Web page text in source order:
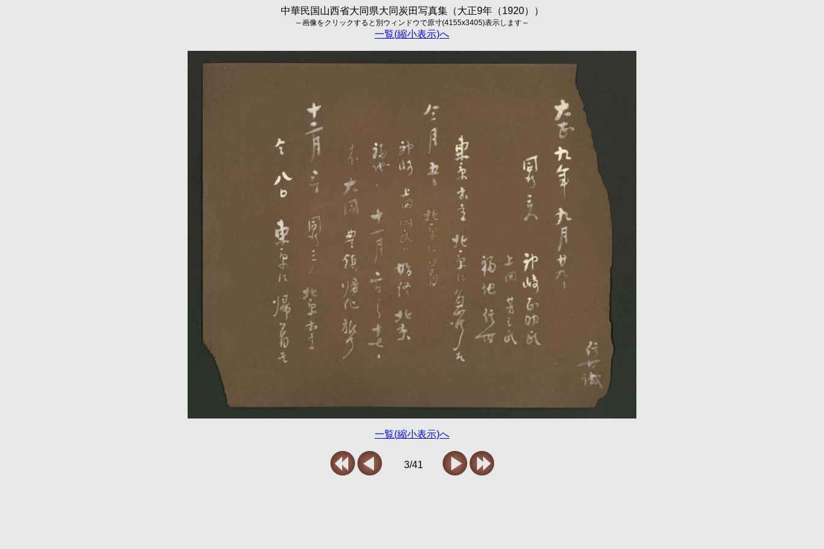
中華民国山西省大同県大同炭田写真集（大正9年（1920））
～画像をクリックすると別ウィンドウで原寸(4155x3405)表示します～
一覧(縮小表示)へ
一覧(縮小表示)へ
3/41